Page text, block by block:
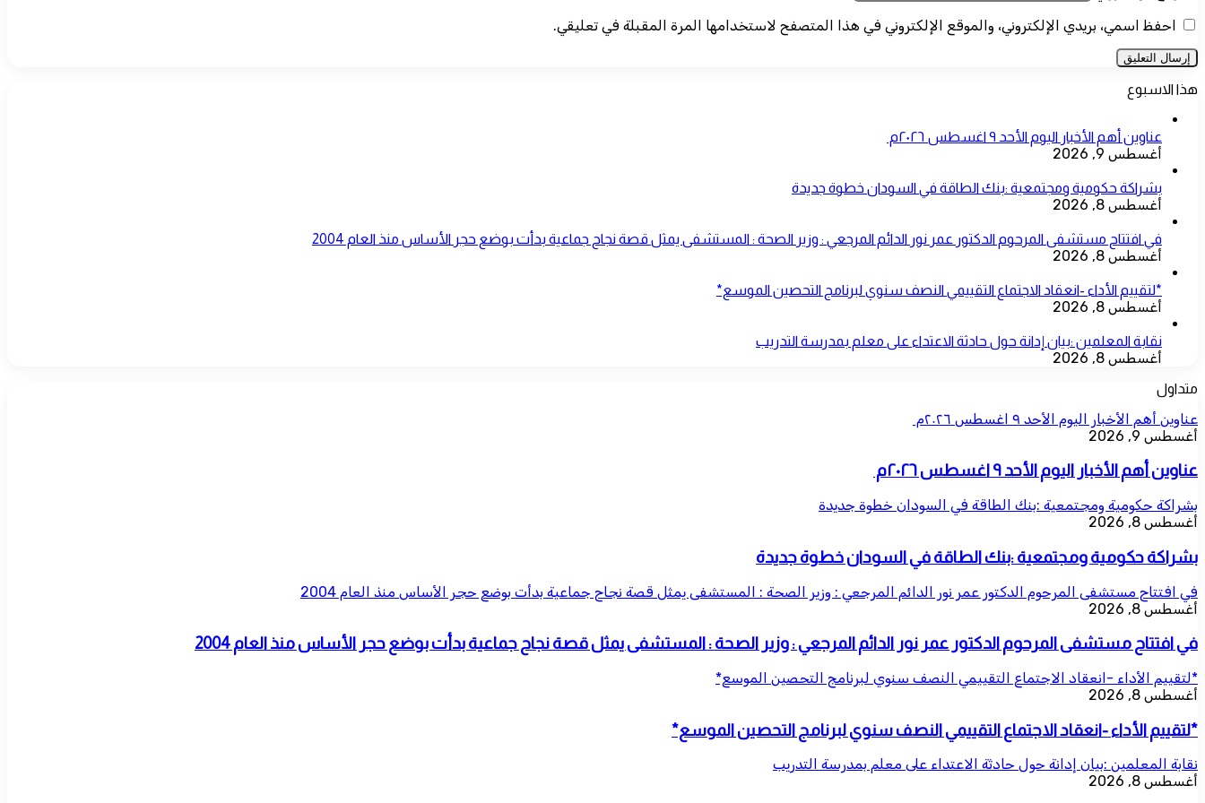
احفظ اسمي، بريدي الإلكتروني، والموقع الإلكتروني في هذا المتصفح لاستخدامها المرة المقبلة في تعليقي.
هذا الاسبوع
عناوين أهم الأخبار اليوم الأحد ٩ اغسطس ٢٠٢٦م ​
أغسطس 9, 2026
بشراكة حكومية ومجتمعية :بنك الطاقة في السودان خطوة جديدة
أغسطس 8, 2026
في افتتاح مستشفى المرحوم الدكتور عمر نور الدائم المرجعي : وزير الصحة : المستشفى يمثل قصة نجاح جماعية بدأت بوضع حجر الأساس منذ العام 2004
أغسطس 8, 2026
*لتقييم الأداء -انعقاد الاجتماع التقييمي النصف سنوي لبرنامج التحصين الموسع*
أغسطس 8, 2026
نقابة المعلمين :بيان إدانة حول حادثة الاعتداء على معلم بمدرسة التدريب
أغسطس 8, 2026
متداول
عناوين أهم الأخبار اليوم الأحد ٩ اغسطس ٢٠٢٦م ​
أغسطس 9, 2026
عناوين أهم الأخبار اليوم الأحد ٩ اغسطس ٢٠٢٦م ​
بشراكة حكومية ومجتمعية :بنك الطاقة في السودان خطوة جديدة
أغسطس 8, 2026
بشراكة حكومية ومجتمعية :بنك الطاقة في السودان خطوة جديدة
في افتتاح مستشفى المرحوم الدكتور عمر نور الدائم المرجعي : وزير الصحة : المستشفى يمثل قصة نجاح جماعية بدأت بوضع حجر الأساس منذ العام 2004
أغسطس 8, 2026
في افتتاح مستشفى المرحوم الدكتور عمر نور الدائم المرجعي : وزير الصحة : المستشفى يمثل قصة نجاح جماعية بدأت بوضع حجر الأساس منذ العام 2004
*لتقييم الأداء -انعقاد الاجتماع التقييمي النصف سنوي لبرنامج التحصين الموسع*
أغسطس 8, 2026
*لتقييم الأداء -انعقاد الاجتماع التقييمي النصف سنوي لبرنامج التحصين الموسع*
نقابة المعلمين :بيان إدانة حول حادثة الاعتداء على معلم بمدرسة التدريب
أغسطس 8, 2026